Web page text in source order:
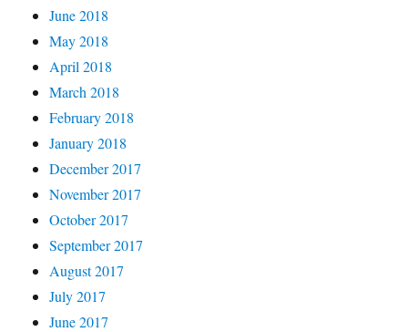
June 2018
May 2018
April 2018
March 2018
February 2018
January 2018
December 2017
November 2017
October 2017
September 2017
August 2017
July 2017
June 2017